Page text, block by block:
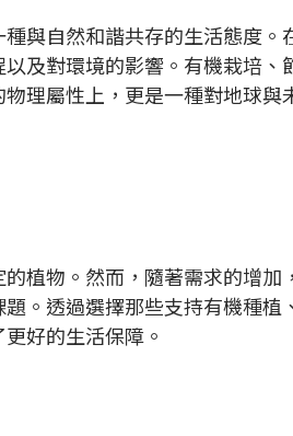
與自然和諧共存的生活態度
及對環境的影響。有機栽培
理屬性上，更是一種對地球與
植物。然而，隨著需求的增
。透過選擇那些支持有機種
好的生活保障。